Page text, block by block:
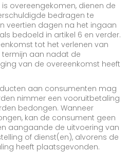
overeengekomen, dienen de
bedragen te
veertien dagen na het ingaan
bedoeld in artikel 6 en verder.
tot het verlenen van
termijn aan nadat de
van de overeenkomst heeft
aan consumenten mag
nimmer een vooruitbetaling
bedongen. Wanneer
kan de consument geen
aangaande de uitvoering van
of dienst(en), alvorens de
heeft plaatsgevonden.